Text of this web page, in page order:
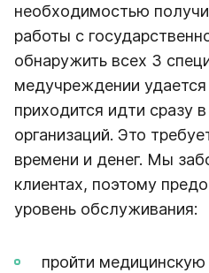
необходимостью
работы с
обнаружить всех 3
медучреждении
приходится идти сразу
организаций. Это
времени и денег. Мы
клиентах, поэтому
уровень обслуживания:
пройти